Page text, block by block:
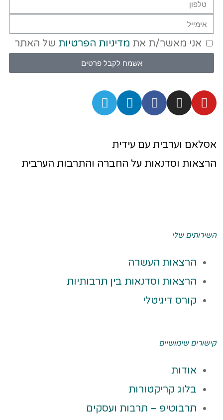
אני מאשר/ת את מדיניות הפרטיות של האתר
אשמח לקבל פרטים
אסלאם וערבית עם עידית
הרצאות וסדנאות על החברה והתרבות הערבית
השירותים שלי
הרצאות העשרה
הרצאות וסדנאות בין תרבותיות
קורס דיגיטלי
קישורים שימושיים
אודות
בלוג קריקטורות
תרבוטיפ – תרבות ועסקים